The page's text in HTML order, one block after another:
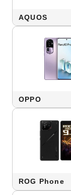
AQUOS
OPPO
ROG Phone